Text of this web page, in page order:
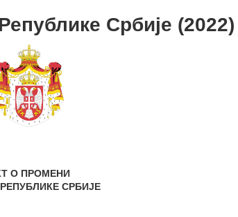
Србије (2022)
О ПРОМЕНИ
СРБИЈЕ